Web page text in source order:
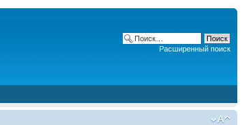
Расширенный поиск